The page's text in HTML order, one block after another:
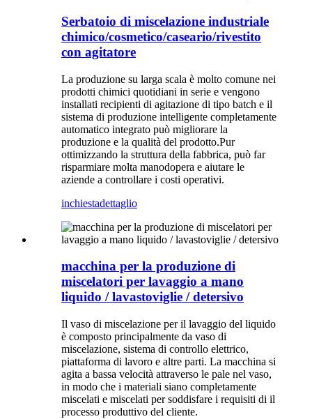
Serbatoio di miscelazione industriale
chimico/cosmetico/caseario/rivestito
con agitatore
La produzione su larga scala è molto comune nei
prodotti chimici quotidiani in serie e vengono
installati recipienti di agitazione di tipo batch e il
sistema di produzione intelligente completamente
automatico integrato può migliorare la
produzione e la qualità del prodotto.Pur
ottimizzando la struttura della fabbrica, può far
risparmiare molta manodopera e aiutare le
aziende a controllare i costi operativi.
inchiestadettaglio
macchina per la produzione di
miscelatori per lavaggio a mano
liquido / lavastoviglie / detersivo
Il vaso di miscelazione per il lavaggio del liquido
è composto principalmente da vaso di
miscelazione, sistema di controllo elettrico,
piattaforma di lavoro e altre parti. La macchina si
agita a bassa velocità attraverso le pale nel vaso,
in modo che i materiali siano completamente
miscelati e miscelati per soddisfare i requisiti di il
processo produttivo del cliente.